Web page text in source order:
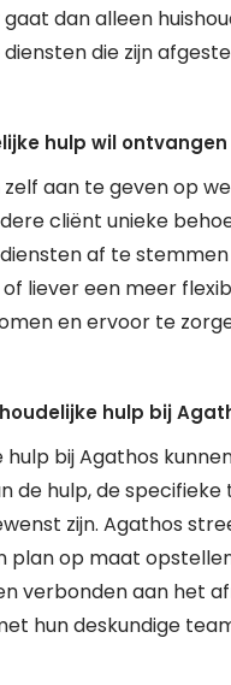
dan alleen
die zijn
hulp wil
aan te geven op
cliënt unieke
af te
liever een meer
en ervoor te
hulp bij
bij Agathos
de hulp, de
zijn. Agathos
plan op maat
verbonden aan het
hun deskundige